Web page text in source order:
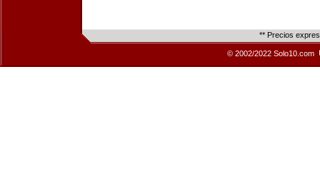
** Precios
© 2002/2022 Solo10.com